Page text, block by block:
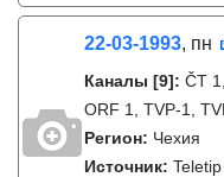
22-03-1993, пн
Каналы [9]: ČT
ORF 1, TVP-1,
Регион: Чехия
Источник: Teletip